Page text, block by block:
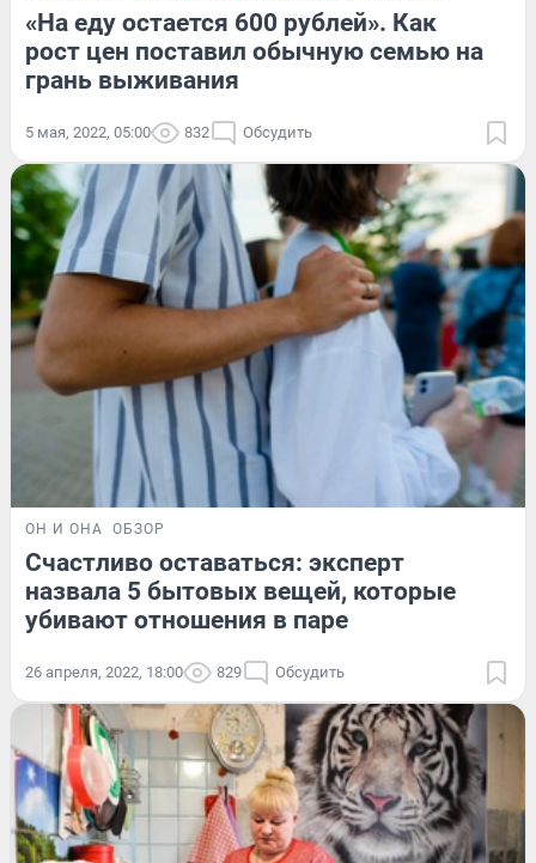
«На еду остается 600 рублей». Как
рост цен поставил обычную семью на
грань выживания
5 мая, 2022, 05:00 832 Обсудить
ОН И ОНА ОБЗОР
Счастливо оставаться: эксперт
назвала 5 бытовых вещей, которые
убивают отношения в паре
26 апреля, 2022, 18:00 829 Обсудить